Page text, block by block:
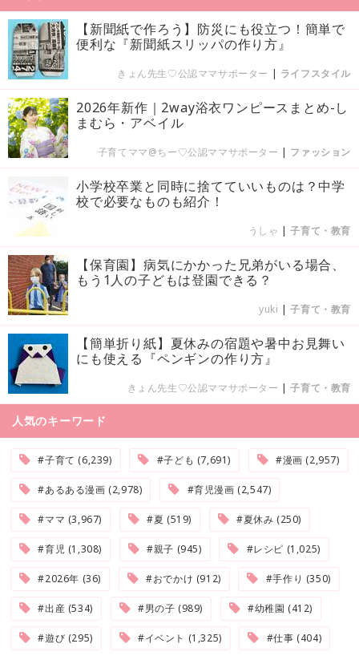
【新聞紙で作ろう】防災にも役立つ！簡単で
便利な『新聞紙スリッパの作り方』
きょん先生♡公認ママサポーター | ライフスタイル
2026年新作｜2way浴衣ワンピースまとめ-し
まむら・アベイル
子育てママ@ちー♡公認ママサポーター | ファッション
小学校卒業と同時に捨てていいものは？中学
校で必要なものも紹介！
うしゃ |子育て・教育
【保育園】病気にかかった兄弟がいる場合、
もう1人の子どもは登園できる？
yuki |子育て・教育
【簡単折り紙】夏休みの宿題や暑中お見舞い
にも使える『ペンギンの作り方』
きょん先生♡公認ママサポーター |子育て・教育
人気のキーワード
#子育て (6,239) #子ども (7,691) #漫画 (2,957)
#あるある漫画 (2,978) #育児漫画 (2,547)
#ママ (3,967) #夏 (519) #夏休み (250)
#育児 (1,308) #親子 (945) #レシピ (1,025)
#2026年 (36) #おでかけ (912) #手作り (350)
#出産 (534) #男の子 (989) #幼稚園 (412)
#遊び (295) #イベント (1,325) #仕事 (404)